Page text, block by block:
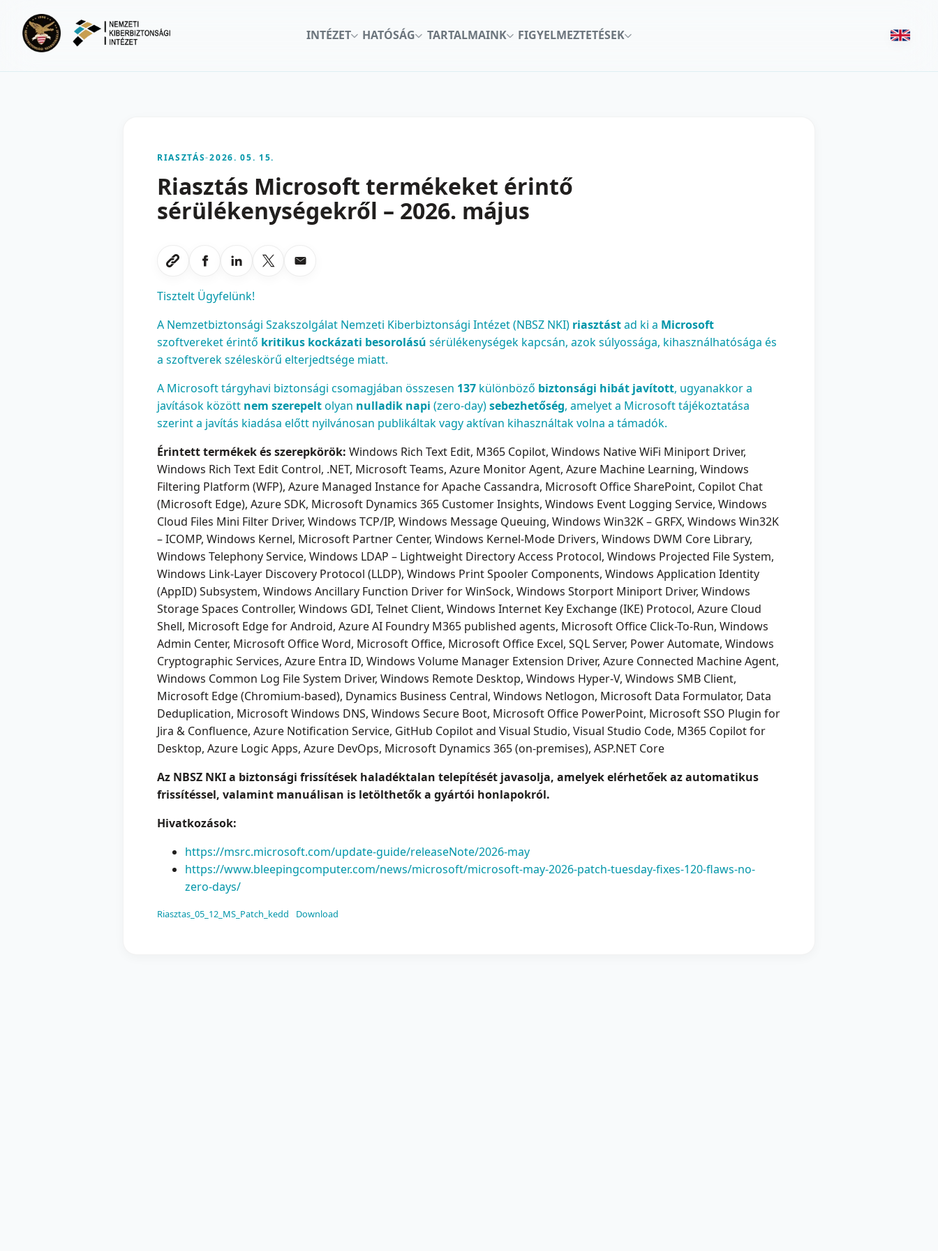
INTÉZET
HATÓSÁG TARTALMAINK FIGYELMEZTETÉSEK
RIASZTÁS-2026. 05. 15.
Riasztás Microsoft termékeket érintő
sérülékenységekről – 2026. május
Link masolasa
Megosztas Facebookon
Megosztas LinkedInen
Megosztas X-en
Megosztas emailben
Tisztelt Ügyfelünk!
A Nemzetbiztonsági Szakszolgálat Nemzeti Kiberbiztonsági Intézet (NBSZ NKI) riasztástad ki a Microsoft
szoftvereket érintő kritikus kockázati besorolású sérülékenységek kapcsán, azok súlyossága, kihasználhatósága és
a szoftverek széleskörű elterjedtsége miatt.
A Microsoft tárgyhavi biztonsági csomagjában összesen 137 különböző biztonsági hibát javított, ugyanakkor a
javítások között nem szerepeltolyan nulladik napi (zero-day)sebezhetőség, amelyet a Microsoft tájékoztatása
szerint a javítás kiadása előtt nyilvánosan publikáltak vagy aktívan kihasználtak volna a támadók.
Érintett termékek és szerepkörök: Windows Rich Text Edit, M365 Copilot, Windows Native WiFi Miniport Driver,
Windows Rich Text Edit Control, .NET, Microsoft Teams, Azure Monitor Agent, Azure Machine Learning, Windows
Filtering Platform (WFP), Azure Managed Instance for Apache Cassandra, Microsoft Office SharePoint, Copilot Chat
(Microsoft Edge), Azure SDK, Microsoft Dynamics 365 Customer Insights, Windows Event Logging Service, Windows
Cloud Files Mini Filter Driver, Windows TCP/IP, Windows Message Queuing, Windows Win32K – GRFX, Windows Win32K
– ICOMP, Windows Kernel, Microsoft Partner Center, Windows Kernel-Mode Drivers, Windows DWM Core Library,
Windows Telephony Service, Windows LDAP – Lightweight Directory Access Protocol, Windows Projected File System,
Windows Link-Layer Discovery Protocol (LLDP), Windows Print Spooler Components, Windows Application Identity
(AppID) Subsystem, Windows Ancillary Function Driver for WinSock, Windows Storport Miniport Driver, Windows
Storage Spaces Controller, Windows GDI, Telnet Client, Windows Internet Key Exchange (IKE) Protocol, Azure Cloud
Shell, Microsoft Edge for Android, Azure AI Foundry M365 published agents, Microsoft Office Click-To-Run, Windows
Admin Center, Microsoft Office Word, Microsoft Office, Microsoft Office Excel, SQL Server, Power Automate, Windows
Cryptographic Services, Azure Entra ID, Windows Volume Manager Extension Driver, Azure Connected Machine Agent,
Windows Common Log File System Driver, Windows Remote Desktop, Windows Hyper-V, Windows SMB Client,
Microsoft Edge (Chromium-based), Dynamics Business Central, Windows Netlogon, Microsoft Data Formulator, Data
Deduplication, Microsoft Windows DNS, Windows Secure Boot, Microsoft Office PowerPoint, Microsoft SSO Plugin for
Jira & Confluence, Azure Notification Service, GitHub Copilot and Visual Studio, Visual Studio Code, M365 Copilot for
Desktop, Azure Logic Apps, Azure DevOps, Microsoft Dynamics 365 (on-premises), ASP.NET Core
Az NBSZ NKI a biztonsági frissítések haladéktalan telepítését javasolja, amelyek elérhetőek az automatikus
frissítéssel, valamint manuálisan is letölthetők a gyártói honlapokról.
Hivatkozások:
https://msrc.microsoft.com/update-guide/releaseNote/2026-may
https://www.bleepingcomputer.com/news/microsoft/microsoft-may-2026-patch-tuesday-fixes-120-flaws-no-
zero-days/
Riasztas_05_12_MS_Patch_kedd Download